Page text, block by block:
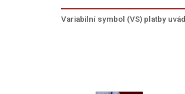
Variabilní symbol (VS) platby